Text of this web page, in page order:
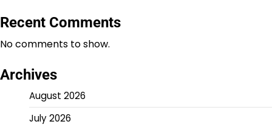
Recent Comments
No comments to show.
Archives
August 2026
July 2026